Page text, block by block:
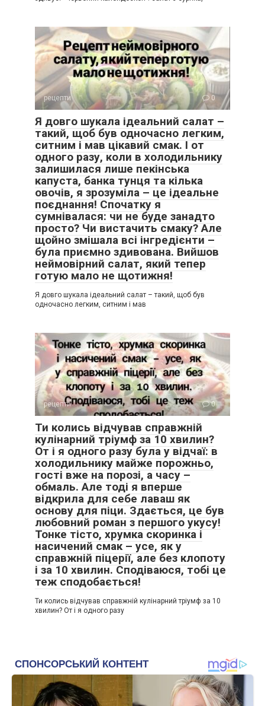
рецепти 0
Я довго шукала ідеальний салат –
такий, щоб був одночасно легким,
ситним і мав цікавий смак. І от
одного разу, коли в холодильнику
залишилася лише пекінська
капуста, банка тунця та кілька
овочів, я зрозуміла – це ідеальне
поєднання! Спочатку я
сумнівалася: чи не буде занадто
просто? Чи вистачить смаку? Але
щойно змішала всі інгредієнти –
була приємно здивована. Вийшов
неймовірний салат, який тепер
готую мало не щотижня!
Я довго шукала ідеальний салат – такий, щоб був
одночасно легким, ситним і мав
рецепти 0
Ти колись відчував справжній
кулінарний тріумф за 10 хвилин?
От і я одного разу була у відчаї: в
холодильнику майже порожньо,
гості вже на порозі, а часу –
обмаль. Але тоді я вперше
відкрила для себе лаваш як
основу для піци. Здається, це був
любовний роман з першого укусу!
Тонке тісто, хрумка скоринка і
насичений смак – усе, як у
справжній піцерії, але без клопоту
і за 10 хвилин. Сподіваюся, тобі це
теж сподобається!
Ти колись відчував справжній кулінарний тріумф за 10
хвилин? От і я одного разу